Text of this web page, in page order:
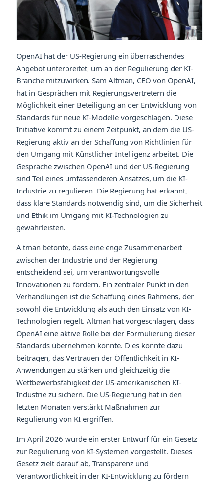
OpenAI hat der US-Regierung ein überraschendes
Angebot unterbreitet, um an der Regulierung der KI-
Branche mitzuwirken. Sam Altman, CEO von OpenAI,
hat in Gesprächen mit Regierungsvertretern die
Möglichkeit einer Beteiligung an der Entwicklung von
Standards für neue KI-Modelle vorgeschlagen. Diese
Initiative kommt zu einem Zeitpunkt, an dem die US-
Regierung aktiv an der Schaffung von Richtlinien für
den Umgang mit Künstlicher Intelligenz arbeitet. Die
Gespräche zwischen OpenAI und der US-Regierung
sind Teil eines umfassenderen Ansatzes, um die KI-
Industrie zu regulieren. Die Regierung hat erkannt,
dass klare Standards notwendig sind, um die Sicherheit
und Ethik im Umgang mit KI-Technologien zu
gewährleisten.
Altman betonte, dass eine enge Zusammenarbeit
zwischen der Industrie und der Regierung
entscheidend sei, um verantwortungsvolle
Innovationen zu fördern. Ein zentraler Punkt in den
Verhandlungen ist die Schaffung eines Rahmens, der
sowohl die Entwicklung als auch den Einsatz von KI-
Technologien regelt. Altman hat vorgeschlagen, dass
OpenAI eine aktive Rolle bei der Formulierung dieser
Standards übernehmen könnte. Dies könnte dazu
beitragen, das Vertrauen der Öffentlichkeit in KI-
Anwendungen zu stärken und gleichzeitig die
Wettbewerbsfähigkeit der US-amerikanischen KI-
Industrie zu sichern. Die US-Regierung hat in den
letzten Monaten verstärkt Maßnahmen zur
Regulierung von KI ergriffen.
Im April 2026 wurde ein erster Entwurf für ein Gesetz
zur Regulierung von KI-Systemen vorgestellt. Dieses
Gesetz zielt darauf ab, Transparenz und
Verantwortlichkeit in der KI-Entwicklung zu fördern